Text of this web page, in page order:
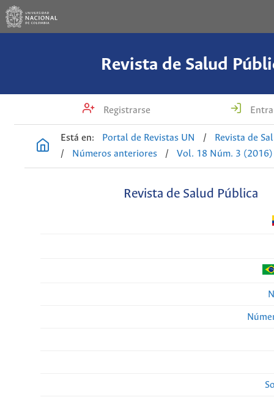
Revista de Salud
Registrarse
Está en: Portal de Revistas UN /
Revista de
/
Números anteriores / Vol. 18 Núm. 3 (2016)
Revista de Salud Pública